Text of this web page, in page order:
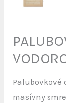
Palubovkové
masívny